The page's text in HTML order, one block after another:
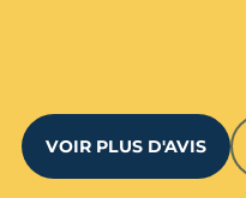
VOIR PLUS D'AVIS